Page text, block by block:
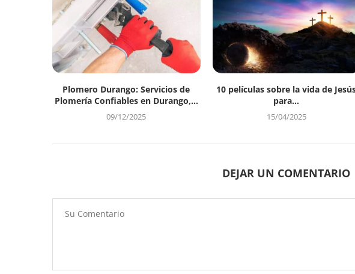
Plomero Durango: Servicios de
Plomería Confiables en Durango,...
09/12/2025
10 películas sobre la vida de
para...
15/04/2025
DEJAR UN COMENTARIO